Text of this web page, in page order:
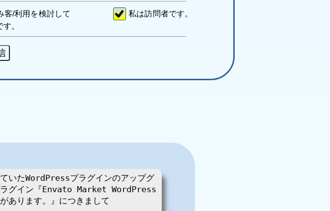
客/利用を検討して
す。
私は訪問者です。